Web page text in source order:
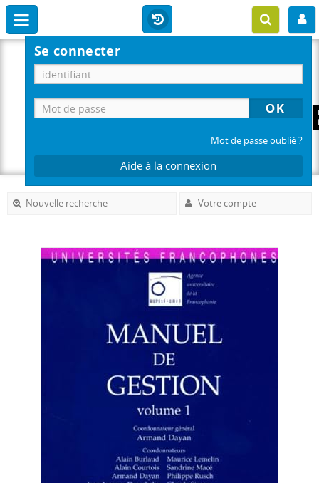
Se connecter
Mot de passe oublié ?
Aide à la connexion
Nouvelle recherche Votre compte